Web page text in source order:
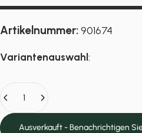
Artikelnummer:901674
Variantenauswahl :
Ausverkauft - Benachrichtigen